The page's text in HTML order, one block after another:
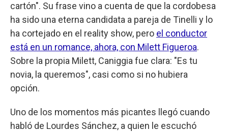
cartón". Su frase vino a cuenta de que la cordobesa
ha sido una eterna candidata a pareja de Tinelli y lo
ha cortejado en el reality show, pero el conductor
está en un romance, ahora, con Milett Figueroa.
Sobre la propia Milett, Caniggia fue clara: "Es tu
novia, la queremos", casi como si no hubiera
opción.
Uno de los momentos más picantes llegó cuando
habló de Lourdes Sánchez, a quien le escuchó